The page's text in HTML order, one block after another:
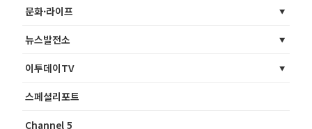
문화·라이프
뉴스발전소
이투데이TV
스페셜리포트
Channel 5